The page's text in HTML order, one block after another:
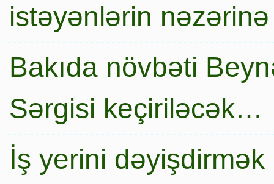
istəyənlərin nəzərinə
Bakıda növbəti
Sərgisi keçiriləcək…
İş yerini